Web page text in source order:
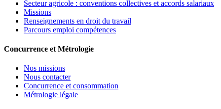
Secteur agricole : conventions collectives et accords salariaux
Missions
Renseignements en droit du travail
Parcours emploi compétences
Concurrence et Métrologie
Nos missions
Nous contacter
Concurrence et consommation
Métrologie légale